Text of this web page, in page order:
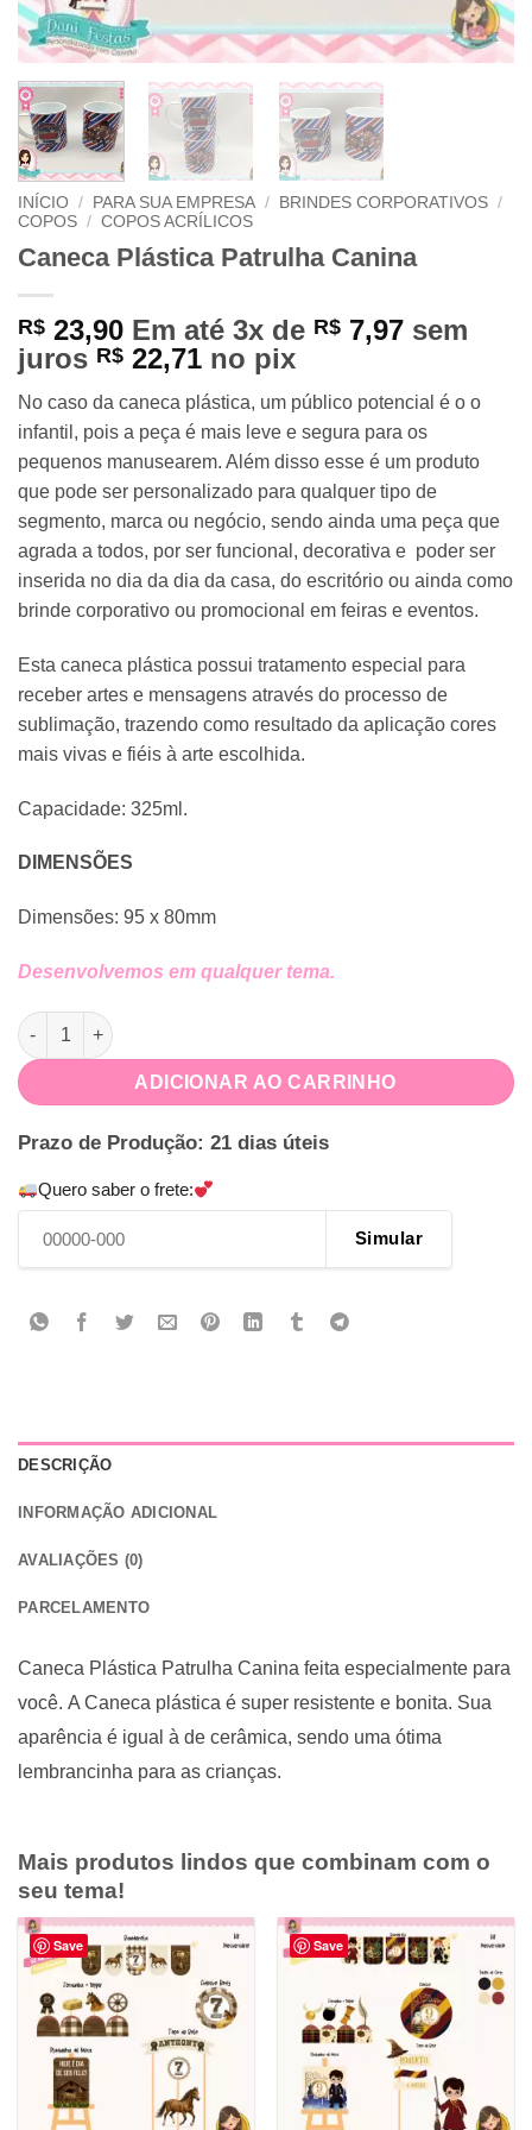
INÍCIO / PARA SUA EMPRESA / BRINDES CORPORATIVOS /
COPOS / COPOS ACRÍLICOS
Caneca Plástica Patrulha Canina
R$ 23,90 Em até 3x de R$ 7,97 sem
juros R$ 22,71 no pix
No caso da caneca plástica, um público potencial é o o
infantil, pois a peça é mais leve e segura para os
pequenos manusearem. Além disso esse é um produto
que pode ser personalizado para qualquer tipo de
segmento, marca ou negócio, sendo ainda uma peça que
agrada a todos, por ser funcional, decorativa e poder ser
inserida no dia da dia da casa, do escritório ou ainda como
brinde corporativo ou promocional em feiras e eventos.
Esta caneca plástica possui tratamento especial para
receber artes e mensagens através do processo de
sublimação, trazendo como resultado da aplicação cores
mais vivas e fiéis à arte escolhida.
Capacidade: 325ml.
DIMENSÕES
Dimensões: 95 x 80mm
Desenvolvemos em qualquer tema.
Caneca Plástica Patrulha Canina quantidade
ADICIONAR AO CARRINHO
Prazo de Produção: 21 dias úteis
Quero saber o frete:
Simular
DESCRIÇÃO
INFORMAÇÃO ADICIONAL
AVALIAÇÕES (0)
PARCELAMENTO
Caneca Plástica Patrulha Canina feita especialmente para
você. A Caneca plástica é super resistente e bonita. Sua
aparência é igual à de cerâmica, sendo uma ótima
lembrancinha para as crianças.
Mais produtos lindos que combinam com o
seu tema!
Save Save